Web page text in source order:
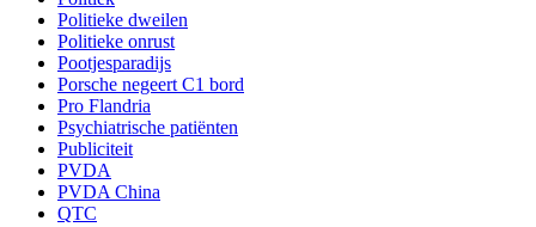
Politieke dweilen
Politieke onrust
Pootjesparadijs
Porsche negeert C1 bord
Pro Flandria
Psychiatrische patiënten
Publiciteit
PVDA
PVDA China
QTC